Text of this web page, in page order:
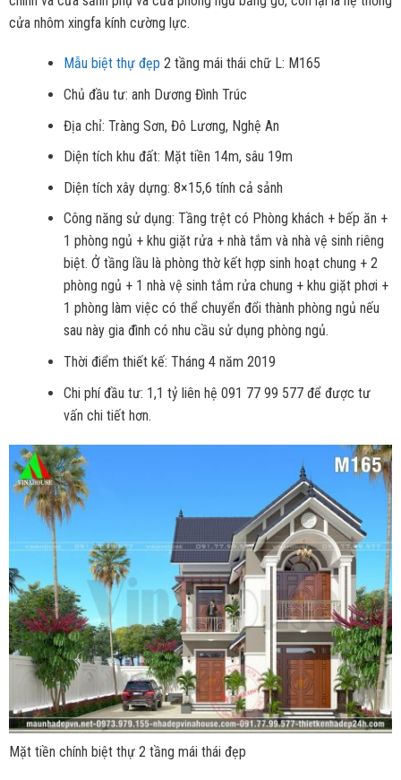
cửa nhôm xingfa kính cường lực.
Mẫu biệt thự đẹp 2 tầng mái thái chữ L: M165
Chủ đầu tư: anh Dương Đình Trúc
Địa chỉ: Tràng Sơn, Đô Lương, Nghệ An
Diện tích khu đất: Mặt tiền 14m, sâu 19m
Diện tích xây dựng: 8×15,6 tính cả sảnh
Công năng sử dụng: Tầng trệt có Phòng khách + bếp ăn +
1 phòng ngủ + khu giặt rửa + nhà tắm và nhà vệ sinh riêng
biệt. Ở tầng lầu là phòng thờ kết hợp sinh hoạt chung + 2
phòng ngủ + 1 nhà vệ sinh tắm rửa chung + khu giặt phơi +
1 phòng làm việc có thể chuyển đổi thành phòng ngủ nếu
sau này gia đình có nhu cầu sử dụng phòng ngủ.
Thời điểm thiết kế: Tháng 4 năm 2019
Chi phí đầu tư: 1,1 tỷ liên hệ 091 77 99 577 để được tư
vấn chi tiết hơn.
Mặt tiền chính biệt thự 2 tầng mái thái đẹp